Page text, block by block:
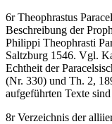
6rTheophrastus
Beschreibung der
Philippi Theophrasti
Saltzburg 1546. Vgl.
Echtheit der
(Nr. 330) und Th. 2,
aufgeführten Texte
8r Verzeichnis der